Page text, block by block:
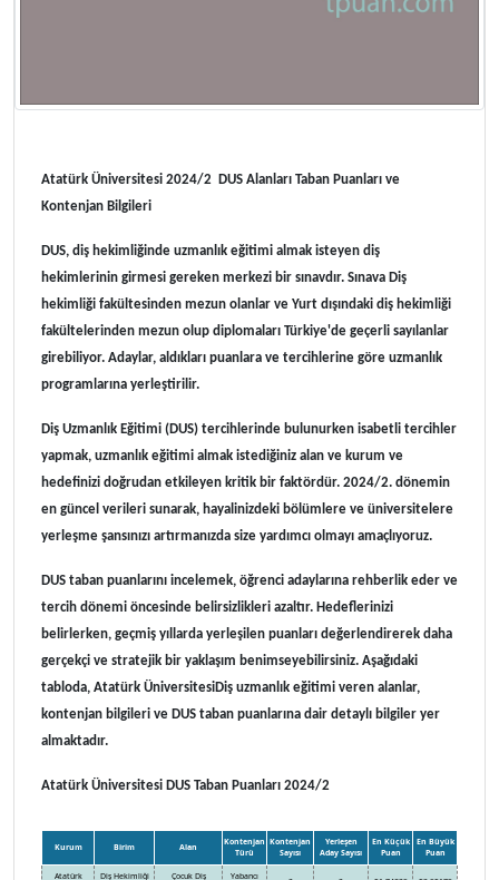
Atatürk Üniversitesi 2024/2 DUS Alanları Taban Puanları ve
Kontenjan Bilgileri
DUS, diş hekimliğinde uzmanlık eğitimi almak isteyen diş
hekimlerinin girmesi gereken merkezi bir sınavdır. Sınava Diş
hekimliği fakültesinden mezun olanlar ve Yurt dışındaki diş hekimliği
fakültelerinden mezun olup diplomaları Türkiye'de geçerli sayılanlar
girebiliyor. Adaylar, aldıkları puanlara ve tercihlerine göre uzmanlık
programlarına yerleştirilir.
Diş Uzmanlık Eğitimi (DUS) tercihlerinde bulunurken isabetli tercihler
yapmak, uzmanlık eğitimi almak istediğiniz alan ve kurum ve
hedefinizi doğrudan etkileyen kritik bir faktördür. 2024/2. dönemin
en güncel verileri sunarak, hayalinizdeki bölümlere ve üniversitelere
yerleşme şansınızı artırmanızda size yardımcı olmayı amaçlıyoruz.
DUS taban puanlarını incelemek, öğrenci adaylarına rehberlik eder ve
tercih dönemi öncesinde belirsizlikleri azaltır. Hedeflerinizi
belirlerken, geçmiş yıllarda yerleşilen puanları değerlendirerek daha
gerçekçi ve stratejik bir yaklaşım benimseyebilirsiniz. Aşağıdaki
tabloda, Atatürk ÜniversitesiDiş uzmanlık eğitimi veren alanlar,
kontenjan bilgileri ve DUS taban puanlarına dair detaylı bilgiler yer
almaktadır.
Atatürk Üniversitesi DUS Taban Puanları 2024/2
Kurum Birim Alan
Kontenjan
Türü
Kontenjan
Sayısı
Yerleşen
Aday Sayısı
En Küçük
Puan
En Büyük
Puan
Atatürk
Diş Hekimliği
Çocuk Diş
Yabancı